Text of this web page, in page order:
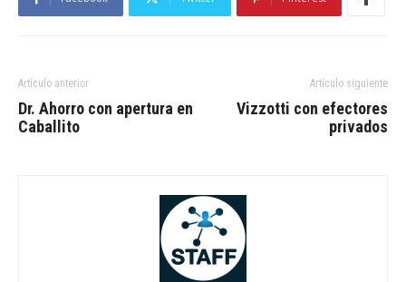
Artículo anterior
Dr. Ahorro con apertura en
Caballito
Artículo siguiente
Vizzotti con efectores
privados